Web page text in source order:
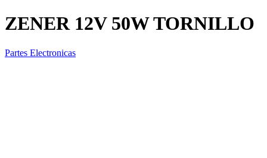
ZENER 12V 50W TORNILLO
Partes Electronicas